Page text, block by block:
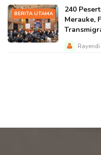
BERITA UTAMA
240
Merauke,
Rayendi